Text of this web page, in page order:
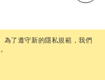
為了遵守新的隱私規範，我們
。